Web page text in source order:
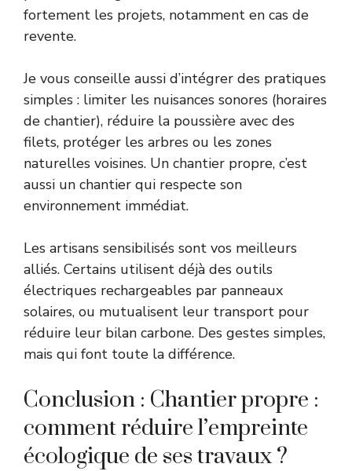
fortement les projets, notamment en cas de
revente.
Je vous conseille aussi d’intégrer des pratiques
simples : limiter les nuisances sonores (horaires
de chantier), réduire la poussière avec des
filets, protéger les arbres ou les zones
naturelles voisines. Un chantier propre, c’est
aussi un chantier qui respecte son
environnement immédiat.
Les artisans sensibilisés sont vos meilleurs
alliés. Certains utilisent déjà des outils
électriques rechargeables par panneaux
solaires, ou mutualisent leur transport pour
réduire leur bilan carbone. Des gestes simples,
mais qui font toute la différence.
Conclusion : Chantier propre :
comment réduire l’empreinte
écologique de ses travaux ?